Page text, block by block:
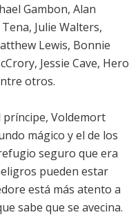
Gambon, Alan
, Julie Walters,
Lewis, Bonnie
, Jessie Cave, Hero
otros.
príncipe, Voldemort
mágico y el de los
seguro que era
pueden estar
está más atento a
sabe que se avecina.